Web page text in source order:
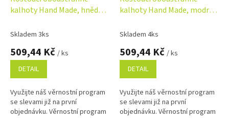
kalhoty Hand Made, hnědá-
Skladem 3ks
509,44 Kč / ks
DETAIL
Využijte náš věrnostní program
se slevami již na první
objednávku. Věrnostní program
kalhoty Hand Made, modrá-
Skladem 4ks
509,44 Kč / ks
DETAIL
Využijte náš věrnostní program
se slevami již na první
objednávku. Věrnostní program